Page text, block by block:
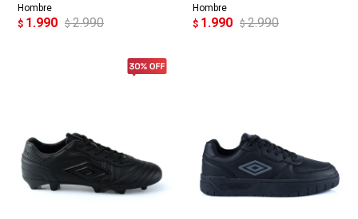
Hombre
$ 1.990 $ 2.990
Hombre
$ 1.990 $ 2.990